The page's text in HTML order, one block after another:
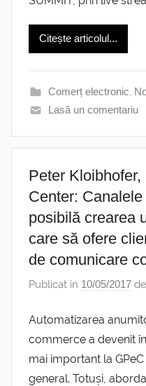
Citește articolul...
Comerț electronic,
Lasă un comentariu
Peter
Center:
posibilă crearea
care să ofere
de comunicare
Publicat în 10/05/2017 de
Automatizarea
commerce a devenit
mai important la
general. Totuși,